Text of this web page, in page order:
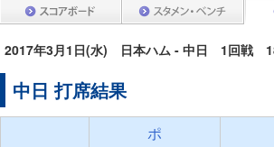
2017年3月1日(水) 日本ハム - 中日 1回戦
中日 打席結果
ポ